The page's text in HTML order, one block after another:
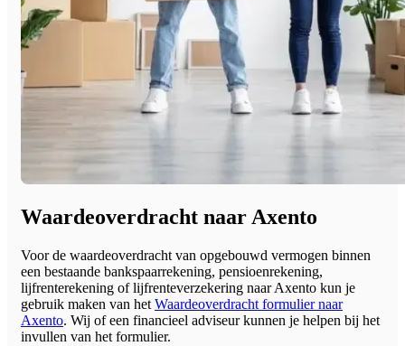
Waardeoverdracht naar Axento
Voor de waardeoverdracht van opgebouwd vermogen binnen
een bestaande bankspaarrekening, pensioenrekening,
lijfrenterekening of lijfrenteverzekering naar Axento kun je
gebruik maken van het Waardeoverdracht formulier naar
Axento. Wij of een financieel adviseur kunnen je helpen bij het
invullen van het formulier.